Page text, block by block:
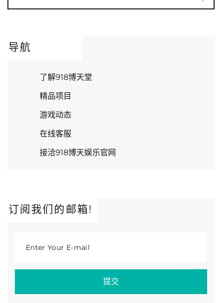
导航
了解918博天堂
精品项目
游戏动态
在线客服
接洽918博天娱乐官网
订阅我们的邮箱!
Enter Your E-mail
提交